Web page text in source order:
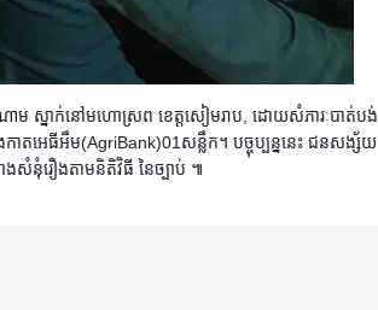
ាម ស្នាក់នៅមហោស្រព ខេត្តសៀមរាប,​ ដោយសំភារៈបាត់បង់​
ាតអេធីអឹម(AgriBank)​01សន្លឹក។ បច្ចុប្បន្ននេះ​ ជនសង្ស័យ
ងសំនុំរឿងតាមនិតិវិធី នៃច្បាប់​ ៕